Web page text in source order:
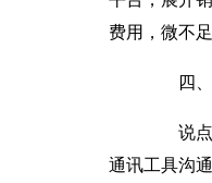
费用，微不足
四、
说点基
通讯工具沟